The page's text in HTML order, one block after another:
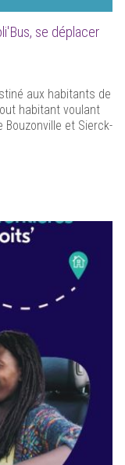
se déplacer
aux habitants de
habitant voulant
et Sierck-